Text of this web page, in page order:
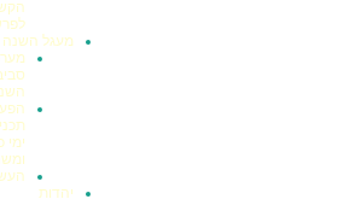
מעגל השנה
ימי
יהדות